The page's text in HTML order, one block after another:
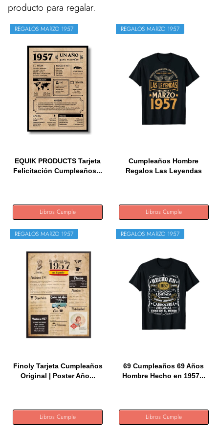
producto para regalar.
REGALOS MARZO 1957
EQUIK PRODUCTS Tarjeta
Felicitación Cumpleaños...
Libros Cumple
REGALOS MARZO 1957
Cumpleaños Hombre
Regalos Las Leyendas
Libros Cumple
REGALOS MARZO 1957
Finoly Tarjeta Cumpleaños
Original | Poster Año...
Libros Cumple
REGALOS MARZO 1957
69 Cumpleaños 69 Años
Hombre Hecho en 1957...
Libros Cumple